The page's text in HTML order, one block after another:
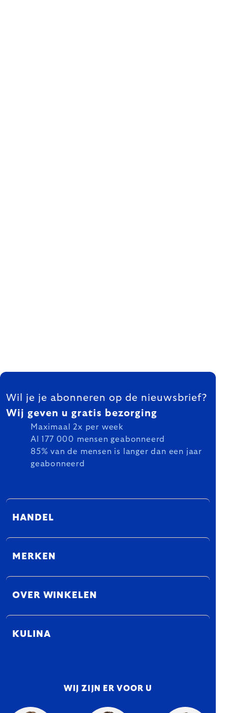
FOOTER
Wil je je abonneren op de nieuwsbrief?
Wij geven u gratis bezorging
Maximaal 2x per week
Al 177 000 mensen geabonneerd
85% van de mensen is langer dan een jaar
geabonneerd
HANDEL
MERKEN
OVER WINKELEN
KULINA
WIJ ZIJN ER VOOR U